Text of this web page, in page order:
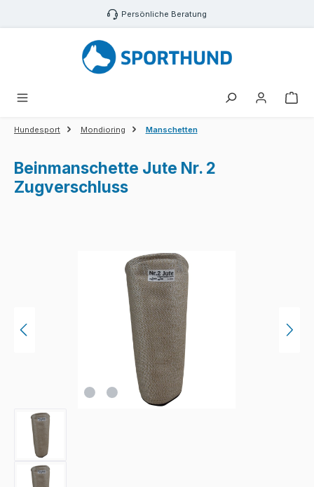
Zum Hauptinhalt springen Persönliche Beratung
Hundesport Mondioring Manschetten
Beinmanschette Jute Nr. 2
Zugverschluss